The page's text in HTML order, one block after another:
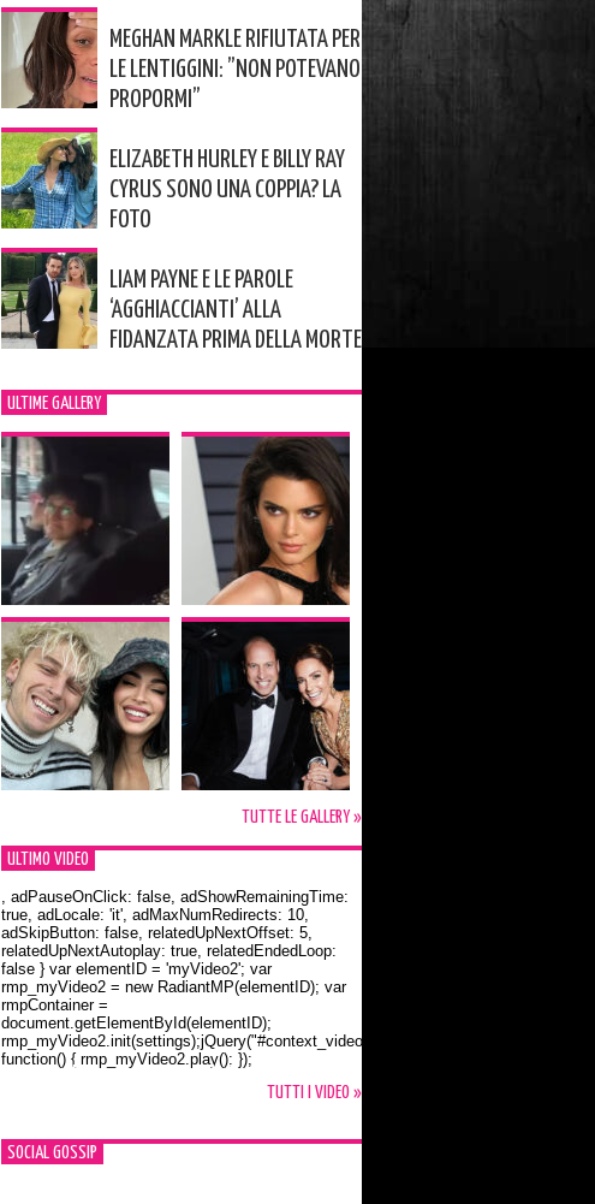
MEGHAN MARKLE RIFIUTATA PER
LE LENTIGGINI: ”NON POTEVANO
PROPORMI”
ELIZABETH HURLEY E BILLY RAY
CYRUS SONO UNA COPPIA? LA
FOTO
LIAM PAYNE E LE PAROLE
‘AGGHIACCIANTI’ ALLA
FIDANZATA PRIMA DELLA MORTE
ULTIME GALLERY
TUTTE LE GALLERY »
ULTIMO VIDEO
Orlando Bloom e la t-shirt dedicata a Flynn
, adPauseOnClick: false, adShowRemainingTime:
true, adLocale: 'it', adMaxNumRedirects: 10,
adSkipButton: false, relatedUpNextOffset: 5,
relatedUpNextAutoplay: true, relatedEndedLoop:
false } var elementID = 'myVideo2'; var
rmp_myVideo2 = new RadiantMP(elementID); var
rmpContainer =
document.getElementById(elementID);
rmp_myVideo2.init(settings);jQuery("#context_video2").one("mouseover",
function() { rmp_myVideo2.play(); });
TUTTI I VIDEO »
SOCIAL GOSSIP